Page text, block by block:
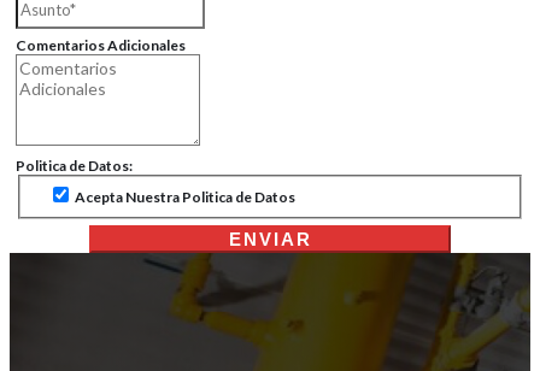
Comentarios Adicionales
Politica de Datos:
Acepta Nuestra Politica de Datos
ENVIAR